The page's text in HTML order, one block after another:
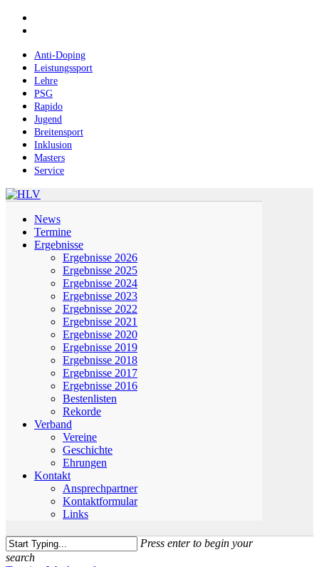
Skip
contentAnti-Doping
Leistungssport
Lehre
PSG
Rapido
Jugend
Breitensport
Inklusion
Masters
Service
News
Termine
Ergebnisse
Ergebnisse 2026
Ergebnisse 2025
Ergebnisse 2024
Ergebnisse 2023
Ergebnisse 2022
Ergebnisse 2021
Ergebnisse 2020
Ergebnisse 2019
Ergebnisse 2018
Ergebnisse 2017
Ergebnisse 2016
Bestenlisten
Rekorde
Verband
Vereine
Geschichte
Ehrungen
Kontakt
Ansprechpartner
Kontaktformular
Links
Press enter to begin your
search